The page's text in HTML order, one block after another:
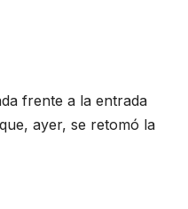
frente a la entrada
ayer, se retomó la